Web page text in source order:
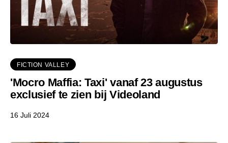
FICTION VALLEY
'Mocro Maffia: Taxi' vanaf 23 augustus
exclusief te zien bij Videoland
16 Juli 2024